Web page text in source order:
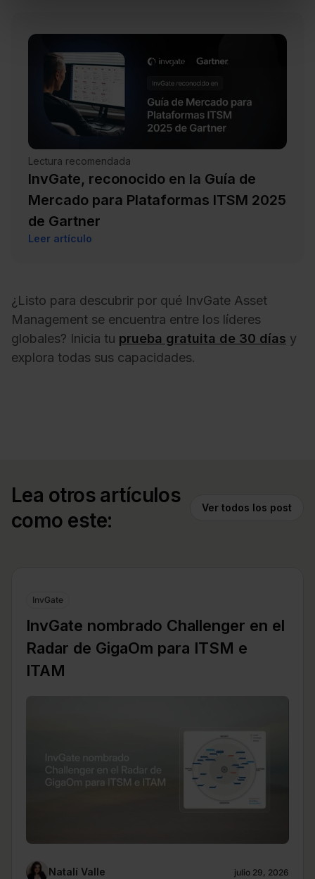
Lectura recomendada
InvGate, reconocido en la Guía de
Mercado para Plataformas ITSM 2025
de Gartner
Leer artículo
¿Listo para descubrir por qué InvGate Asset
Management se encuentra entre los líderes
globales? Inicia tu prueba gratuita de 30 días y
explora todas sus capacidades.
Lea otros artículos
como este:
Ver todos los post
InvGate
InvGate nombrado Challenger en el
Radar de GigaOm para ITSM e
ITAM
Natalí Valle julio 29, 2026